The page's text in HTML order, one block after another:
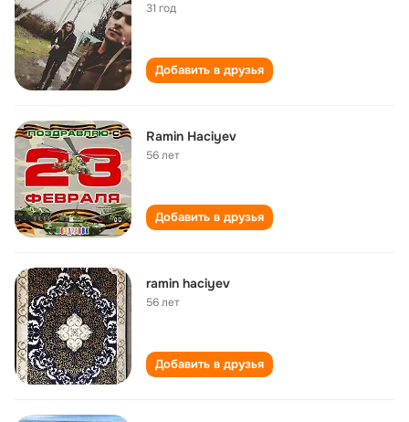
31 год
Добавить в друзья
Ramin Haciyev
56 лет
Добавить в друзья
ramin haciyev
56 лет
Добавить в друзья